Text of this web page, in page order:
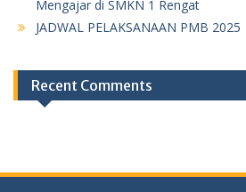
Mengajar di SMKN 1 Rengat
JADWAL PELAKSANAAN PMB 2025
Recent Comments